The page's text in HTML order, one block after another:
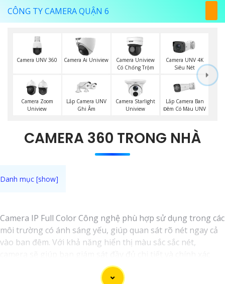
CÔNG TY CAMERA QUẬN 6
Camera UNV 360 Camera Ai Uniview
Camera Uniview
Có Chống Trộm
Camera UNV 4K
Siêu Nét
Camera Zoom
Uniview
Lắp Camera UNV
Ghi Âm
Camera Starlight
Uniview
Lắp Camera Ban
Đêm Có Màu UNV
CAMERA 360 TRONG NHÀ
Camera IP Full Color Công nghệ phù hợp sử dụng trong các
môi trường có ánh sáng yếu, giúp quan sát rõ nét ngay cả
vào ban đêm. Với khả năng hiển thị màu sắc sắc nét,
mọi hoạt động xung quanh, hình ảnh có màu ban đêm như